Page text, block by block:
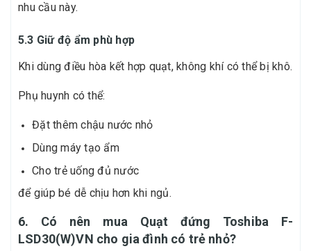
nhu cầu này.
5.3 Giữ độ ẩm phù hợp
Khi dùng điều hòa kết hợp quạt, không khí có thể bị khô.
Phụ huynh có thể:
Đặt thêm chậu nước nhỏ
Dùng máy tạo ẩm
Cho trẻ uống đủ nước
để giúp bé dễ chịu hơn khi ngủ.
6. Có nên mua Quạt đứng Toshiba F-
LSD30(W)VN cho gia đình có trẻ nhỏ?